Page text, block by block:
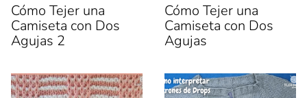
Cómo Tejer una
Camiseta con Dos
Agujas 2
Cómo Tejer una
Camiseta con Dos
Agujas